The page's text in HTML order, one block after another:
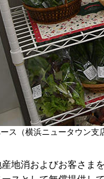
ス（横浜ニュータウン支
地消およびお客さま